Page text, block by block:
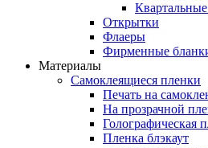
Открытки
Флаеры
Фирменные
Материалы
Самоклеящиеся пленки
Печать на
На прозрачной
Голографическая
Пленка блэкаут